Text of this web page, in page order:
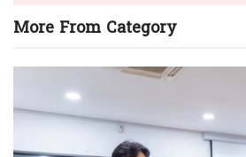
More From Category